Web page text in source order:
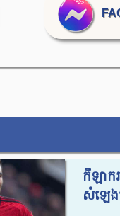
កីឡាក
សំឡេង​